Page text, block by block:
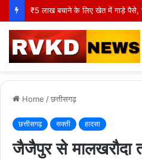
₹5 लाख बचाने के लिए खेत में गाड़े पैसे,
Home /छत्तीसगढ़
छत्तीसगढ़ सक्ती हादसा
जैजैपुर से मालखरौदा